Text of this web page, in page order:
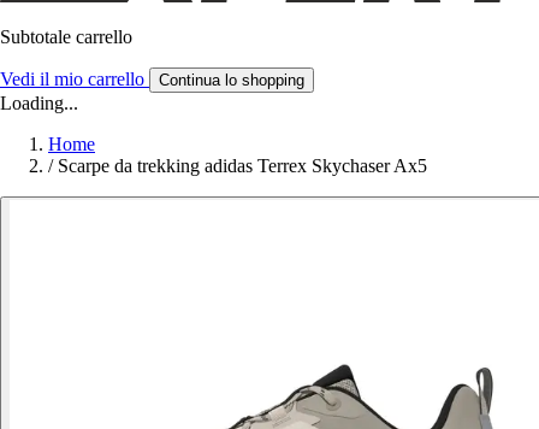
Subtotale carrello
Vedi il mio carrello Continua lo shopping
Loading...
Home
/ Scarpe da trekking adidas Terrex Skychaser Ax5